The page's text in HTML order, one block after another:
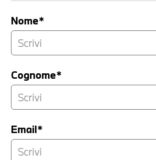
Nome*
Cognome*
Email*